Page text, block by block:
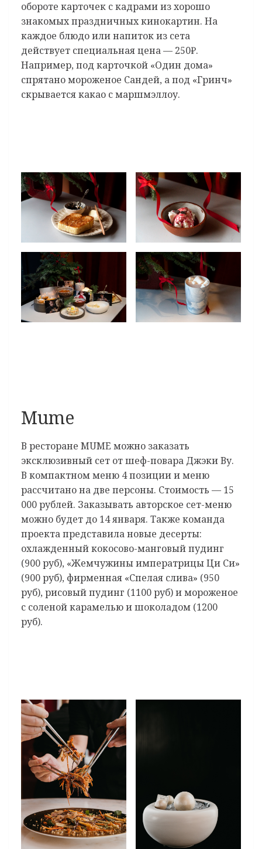
обороте карточек с кадрами из хорошо
знакомых праздничных кинокартин. На
каждое блюдо или напиток из сета
действует специальная цена — 250₽.
Например, под карточкой «Один дома»
спрятано мороженое Сандей, а под «Гринч»
скрывается какао с маршмэллоу.
Mume
В ресторане MUME можно заказать
эксклюзивный сет от шеф-повара Джэки Ву.
В компактном меню 4 позиции и меню
рассчитано на две персоны. Стоимость — 15
000 рублей. Заказывать авторское сет-меню
можно будет до 14 января. Также команда
проекта представила новые десерты:
охлажденный кокосово-манговый пудинг
(900 руб), «Жемчужины императрицы Ци Си»
(900 руб), фирменная «Спелая слива» (950
руб), рисовый пудинг (1100 руб) и мороженое
с соленой карамелью и шоколадом (1200
руб).